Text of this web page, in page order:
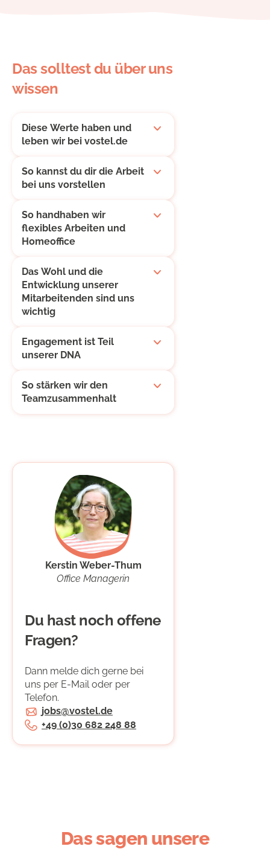
Das solltest du über uns
wissen
Diese Werte haben und
leben wir bei vostel.de
So kannst du dir die Arbeit
bei uns vorstellen
So handhaben wir
flexibles Arbeiten und
Homeoffice
Das Wohl und die
Entwicklung unserer
Mitarbeitenden sind uns
wichtig
Engagement ist Teil
unserer DNA
So stärken wir den
Teamzusammenhalt
Kerstin Weber-Thum
Office Managerin
Du hast noch offene
Fragen?
Dann melde dich gerne bei
uns per E-Mail oder per
Telefon.
jobs@vostel.de
+49 (0)30 682 248 88
Das sagen unsere